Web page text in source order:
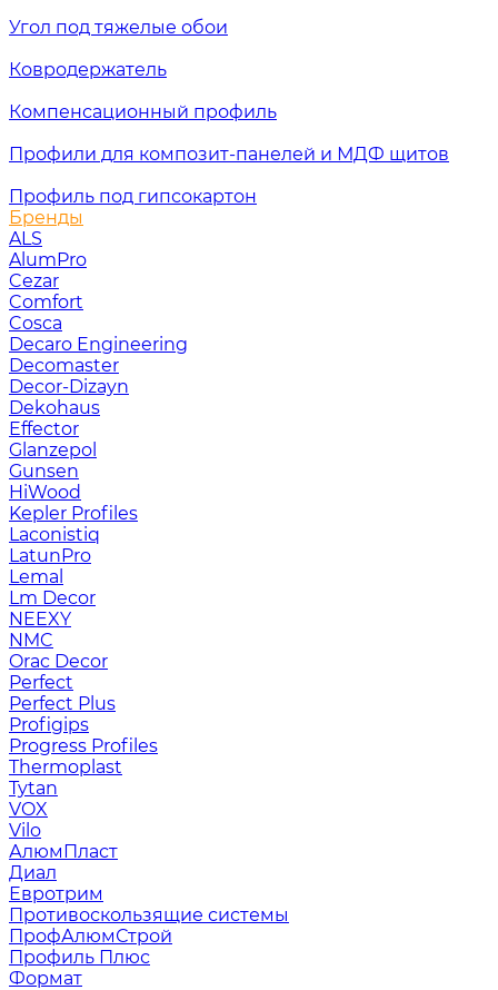
Угол под тяжелые обои
Ковродержатель
Компенсационный профиль
Профили для композит-панелей и МДФ щитов
Профиль под гипсокартон
Бренды
ALS
AlumPro
Cezar
Comfort
Cosca
Decaro Engineering
Decomaster
Decor-Dizayn
Dekohaus
Effector
Glanzepol
Gunsen
HiWood
Kepler Profiles
Laconistiq
LatunPro
Lemal
Lm Decor
NEEXY
NMC
Orac Decor
Perfect
Perfect Plus
Profigips
Progress Profiles
Thermoplast
Tytan
VOX
Vilo
АлюмПласт
Диал
Евротрим
Противоскользящие системы
ПрофАлюмСтрой
Профиль Плюс
Формат